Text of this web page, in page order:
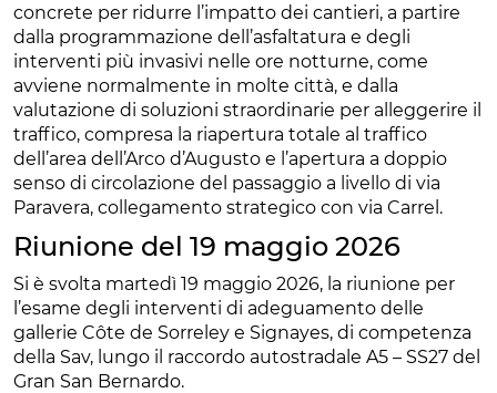
concrete per ridurre l’impatto dei cantieri, a partire
dalla programmazione dell’asfaltatura e degli
interventi più invasivi nelle ore notturne, come
avviene normalmente in molte città, e dalla
valutazione di soluzioni straordinarie per alleggerire il
traffico, compresa la riapertura totale al traffico
dell’area dell’Arco d’Augusto e l’apertura a doppio
senso di circolazione del passaggio a livello di via
Paravera, collegamento strategico con via Carrel.
Riunione del 19 maggio 2026
Si è svolta martedì 19 maggio 2026, la riunione per
l’esame degli interventi di adeguamento delle
gallerie Côte de Sorreley e Signayes, di competenza
della Sav, lungo il raccordo autostradale A5 – SS27 del
Gran San Bernardo.